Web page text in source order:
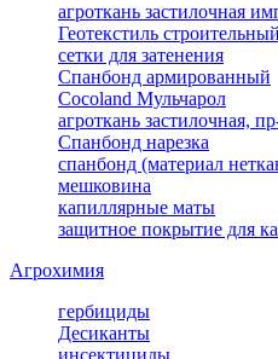
агроткань застилочная
Геотекстиль
сетки для затенения
Спанбонд армированный
Cocoland Мульчарол
агроткань застилочная,
Спанбонд нарезка
спанбонд (материал
мешковина
капиллярные маты
защитное покрытие для
Агрохимия
гербициды
Десиканты